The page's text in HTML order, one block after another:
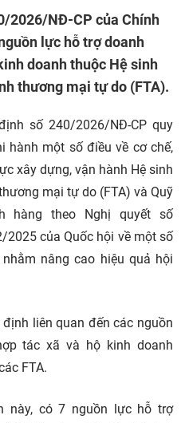
2026/NĐ-CP của Chính
lực hỗ trợ doanh
doanh thuộc Hệ sinh
thương mại tự do (FTA).
số 240/2026/NĐ-CP quy
hành một số điều về cơ chế,
xây dựng, vận hành Hệ sinh
mại tự do (FTA) và Quỹ
hàng theo Nghị quyết số
của Quốc hội về một số
nâng cao hiệu quả hội
liên quan đến các nguồn
tác xã và hộ kinh doanh
FTA.
này, có 7 nguồn lực hỗ trợ